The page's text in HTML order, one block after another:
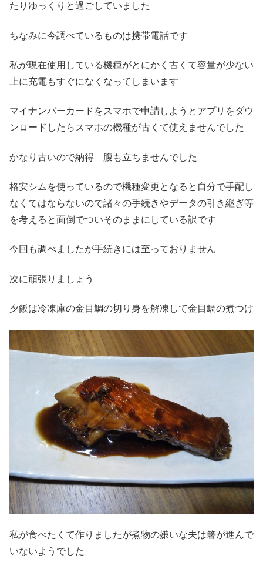
たりゆっくりと過ごしていました
ちなみに今調べているものは携帯電話です
私が現在使用している機種がとにかく古くて容量が少ない
上に充電もすぐになくなってしまいます
マイナンバーカードをスマホで申請しようとアプリをダウ
ンロードしたらスマホの機種が古くて使えませんでした
かなり古いので納得 腹も立ちませんでした
格安シムを使っているので機種変更となると自分で手配し
なくてはならないので諸々の手続きやデータの引き継ぎ等
を考えると面倒でついそのままにしている訳です
今回も調べましたが手続きには至っておりません
次に頑張りましょう
夕飯は冷凍庫の金目鯛の切り身を解凍して金目鯛の煮つけ
私が食べたくて作りましたが煮物の嫌いな夫は箸が進んで
いないようでした